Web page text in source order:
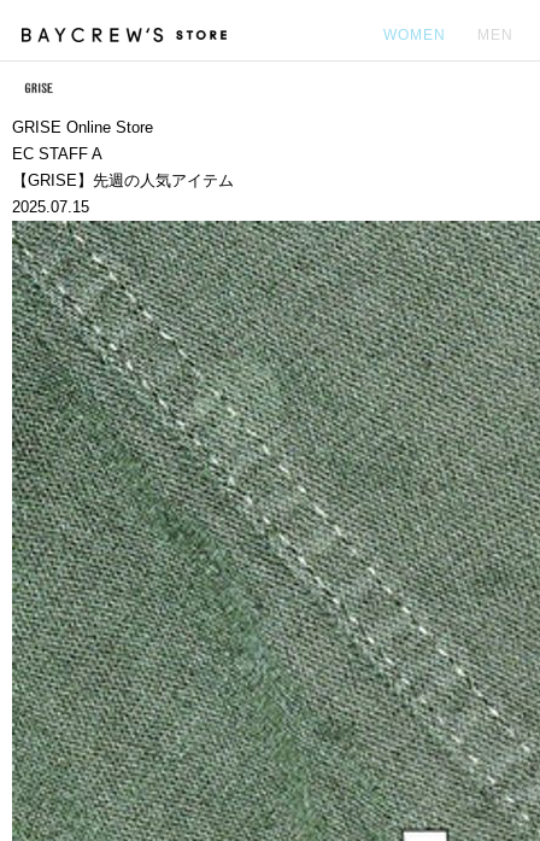
WOMEN MEN
GRISE Online Store
EC STAFF A
【GRISE】先週の人気アイテム
2025.07.15